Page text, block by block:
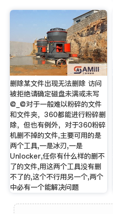
删除某文件出现无法删除 访问
被拒绝请确定磁盘未满或未写
@_@对于一般难以粉碎的文件
和文件夹，360都能进行粉碎删
除，但也有例外，对于360粉碎
机删不掉的文件,主要可用的是
两个工具,一是冰刃,一是
Unlocker,任你有什么样的删不
了的文件,用这两个工具没有删
不了的,这个不行用另一个,两个
中必有一个能解决问题